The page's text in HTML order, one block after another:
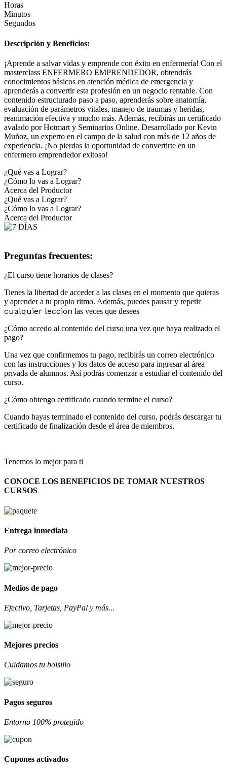
Horas
Minutos
Segundos
Descripción y Beneficios:
¡Aprende a salvar vidas y emprende con éxito en enfermería! Con el
masterclass ENFERMERO EMPRENDEDOR, obtendrás
conocimientos básicos en atención médica de emergencia y
aprenderás a convertir esta profesión en un negocio rentable. Con
contenido estructurado paso a paso, aprenderás sobre anatomía,
evaluación de parámetros vitales, manejo de traumas y heridas,
reanimación efectiva y mucho más. Además, recibirás un certificado
avalado por Hotmart y Seminarios Online. Desarrollado por Kevin
Muñoz, un experto en el campo de la salud con más de 12 años de
experiencia. ¡No pierdas la oportunidad de convertirte en un
enfermero emprendedor exitoso!
¿Qué vas a Lograr?
¿Cómo lo vas a Lograr?
Acerca del Productor
¿Qué vas a Lograr?
¿Cómo lo vas a Lograr?
Acerca del Productor
Preguntas frecuentes:
¿El curso tiene horarios de clases?
Tienes la libertad de acceder a las clases en el momento que quieras
y aprender a tu propio ritmo. Además, puedes pausar y repetir
cualquier lección las veces que desees
¿Cómo accedo al contenido del curso una vez que haya realizado el
pago?
Una vez que confirmemos tu pago, recibirás un correo electrónico
con las instrucciones y los datos de acceso para ingresar al área
privada de alumnos. Así podrás comenzar a estudiar el contenido del
curso.
¿Cómo obtengo certificado cuando termine el curso?
Cuando hayas terminado el contenido del curso, podrás descargar tu
certificado de finalización desde el área de miembros.
Tenemos lo mejor para ti
CONOCE LOS BENEFICIOS DE TOMAR NUESTROS
CURSOS
Entrega inmediata
Por correo electrónico
Medios de pago
Efectivo, Tarjetas, PayPal y más...
Mejores precios
Cuidamos tu bolsillo
Pagos seguros
Entorno 100% protegido
Cupones activados